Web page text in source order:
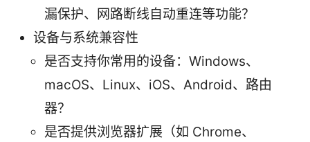
漏保护、网路断线自动重连等功能？
设备与系统兼容性
是否支持你常用的设备：Windows、
macOS、Linux、iOS、Android、路由
器？
是否提供浏览器扩展（如 Chrome、